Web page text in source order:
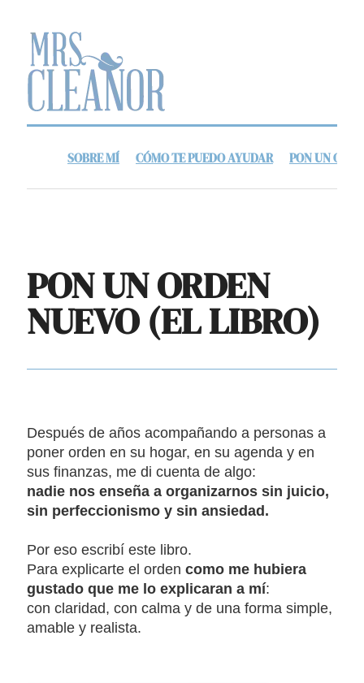
SOBRE MÍ CÓMO TE PUEDO AYUDAR PON UN
PON UN ORDEN
NUEVO (EL LIBRO)
Después de años acompañando a personas a
poner orden en su hogar, en su agenda y en
sus finanzas, me di cuenta de algo:
nadie nos enseña a organizarnos sin juicio,
sin perfeccionismo y sin ansiedad.
Por eso escribí este libro.
Para explicarte el orden como me hubiera
gustado que me lo explicaran a mí:
con claridad, con calma y de una forma simple,
amable y realista.